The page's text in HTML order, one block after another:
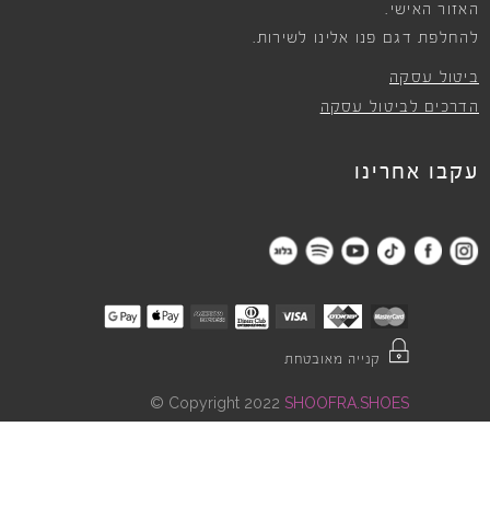
האזור האישי.
להחלפת דגם פנו אלינו לשירות.
ביטול עסקה
הדרכים לביטול עסקה
עקבו אחרינו
קנייה מאובטחת
Copyright 2022 SHOOFRA.SHOES
©